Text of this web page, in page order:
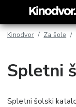
Kinodvor Za šole
Spletni
Spletni šolski